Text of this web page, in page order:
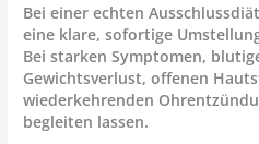
Bei einer echten
eine klare, sofortige
Bei starken Symptomen,
Gewichtsverlust, offenen
wiederkehrenden
begleiten lassen.